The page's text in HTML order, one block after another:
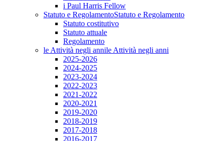
i Paul Harris Fellow
Statuto e RegolamentoStatuto e Regolamento
Statuto costitutivo
Statuto attuale
Regolamento
le Attività negli annile Attività negli anni
2025-2026
2024-2025
2023-2024
2022-2023
2021-2022
2020-2021
2019-2020
2018-2019
2017-2018
2016-2017